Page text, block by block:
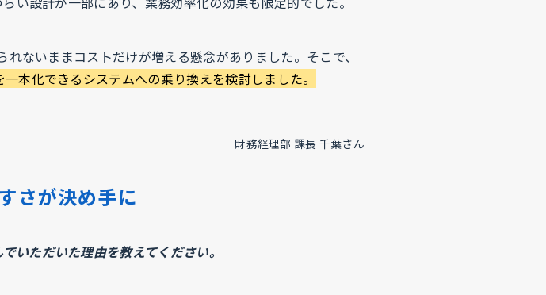
ないままコストだけが増える懸念がありました。そこで、
本化できるシステムへの乗り換えを検討しました。
財務経理部 課長 千葉さん
さが決め手に
ただいた理由を教えてください。